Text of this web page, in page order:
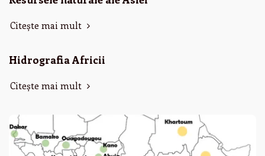
Citește mai mult
Hidrografia Africii
Citește mai mult